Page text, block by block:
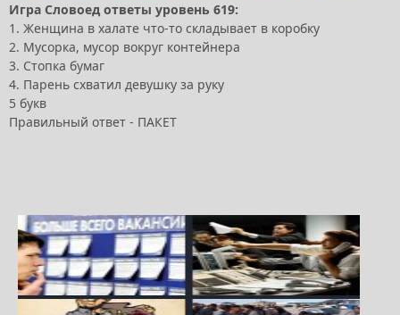
Игра Словоед ответы уровень 619:
1. Женщина в халате что-то складывает в коробку
2. Мусорка, мусор вокруг контейнера
3. Стопка бумаг
4. Парень схватил девушку за руку
5 букв
Правильный ответ - ПАКЕТ